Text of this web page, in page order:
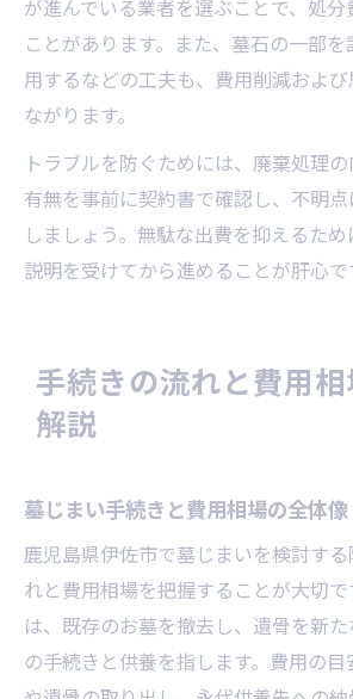
が進んでいる業者を選ぶことで、処
ことがあります。また、墓石の一部
用するなどの工夫も、費用削減およ
ながります。
トラブルを防ぐためには、廃棄処理
有無を事前に契約書で確認し、不明
しましょう。無駄な出費を抑えるた
説明を受けてから進めることが肝心で
手続きの流れと費用
解説
墓じまい手続きと費用相場の全体像
鹿児島県伊佐市で墓じまいを検討す
れと費用相場を把握することが大切で
は、既存のお墓を撤去し、遺骨を新
の手続きと供養を指します。費用の